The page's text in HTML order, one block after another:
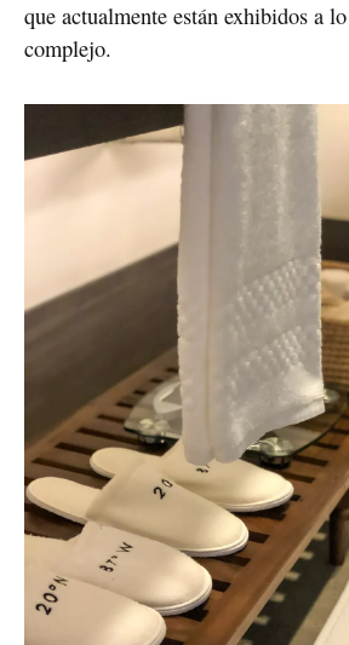
que actualmente están exhibidos a
complejo.